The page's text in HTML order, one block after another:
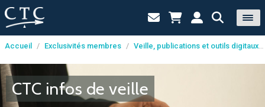
Panneau de gestion des cookies
Accueil / Exclusivités membres / Veille, publications et outils digitaux
CTC infos de veille